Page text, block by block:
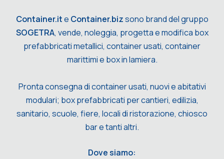
Container.ite Container.bizsono brand del gruppo
SOGETRA, vende, noleggia, progetta e modifica box
prefabbricati metallici, container usati, container
marittimi e box in lamiera.
Pronta consegna di container usati, nuovi e abitativi
modulari; box prefabbricati per cantieri, edilizia,
sanitario, scuole, fiere, locali di ristorazione, chiosco
bar e tanti altri.
Dove siamo: